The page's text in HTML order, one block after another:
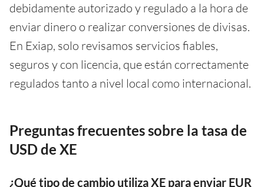
debidamente autorizado y regulado a la hora de
enviar dinero o realizar conversiones de divisas.
En Exiap, solo revisamos servicios fiables,
seguros y con licencia, que están correctamente
regulados tanto a nivel local como internacional.
Preguntas frecuentes sobre la tasa de
USD de XE
¿Qué tipo de cambio utiliza XE para enviar EUR